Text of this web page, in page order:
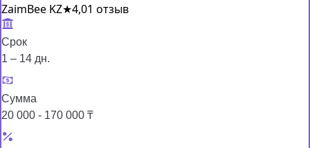
ZaimBee KZ★4,01 отзыв
Срок
1 – 14 дн.
Сумма
20 000 - 170 000 ₸